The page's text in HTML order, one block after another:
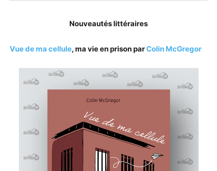
Nouveautés littéraires
Vue de ma cellule, ma vie en prison parColin McGregor